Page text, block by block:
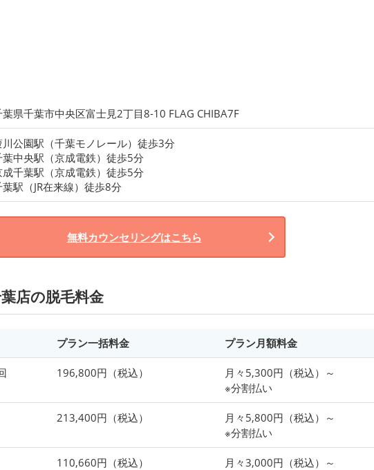
葉県千葉市中央区富士見2丁目8-10 FLAG CHIBA7F
川公園駅（千葉モノレール）徒歩3分
葉中央駅（京成電鉄）徒歩5分
成千葉駅（京成電鉄）徒歩5分
葉駅（JR在来線）徒歩8分
無料カウンセリングはこちら
店の脱毛料金
プラン一括料金 プラン月額料金
196,800円（税込）
月々5,300円（税込）～
※分割払い
213,400円（税込）
月々5,800円（税込）～
※分割払い
110,660円（税込）
月々3,000円（税込）～